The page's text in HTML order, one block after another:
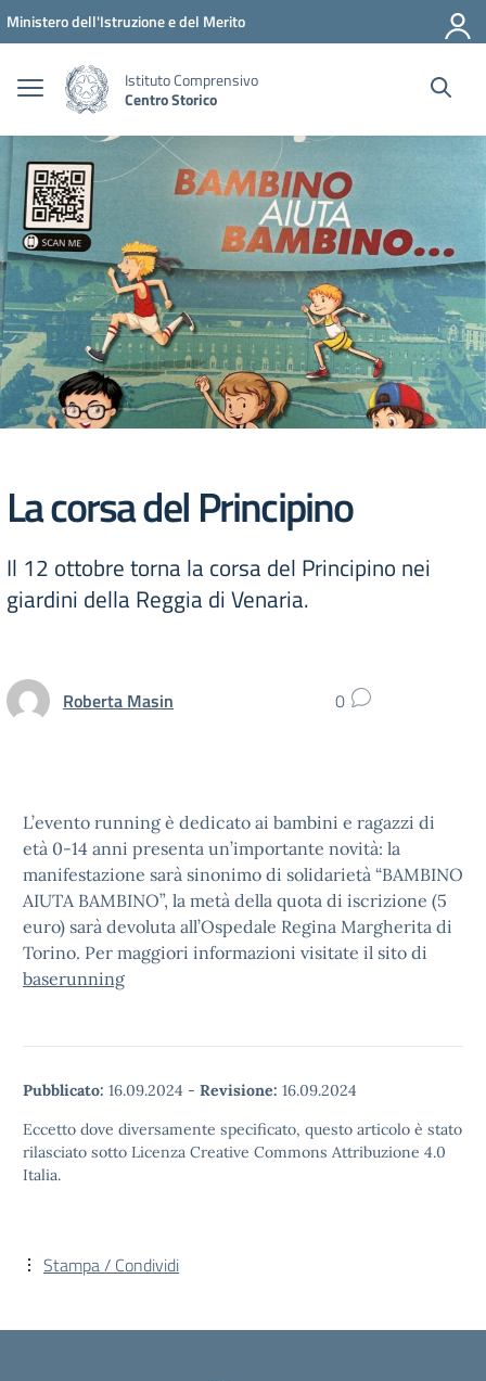
Vai ai contenuti
Vai al menu di navigazione
Vai al footer
Ministero dell'Istruzione e del Merito
Istituto Comprensivo
Centro Storico
La corsa del Principino
Il 12 ottobre torna la corsa del Principino nei
giardini della Reggia di Venaria.
Roberta Masin 0
L’evento running è dedicato ai bambini e ragazzi di
età 0-14 anni presenta un’importante novità: la
manifestazione sarà sinonimo di solidarietà “BAMBINO
AIUTA BAMBINO”, la metà della quota di iscrizione (5
euro) sarà devoluta all’Ospedale Regina Margherita di
Torino. Per maggiori informazioni visitate il sito di
baserunning
Pubblicato: 16.09.2024 - Revisione: 16.09.2024
Eccetto dove diversamente specificato, questo articolo è stato
rilasciato sotto Licenza Creative Commons Attribuzione 4.0
Italia.
Stampa / Condividi